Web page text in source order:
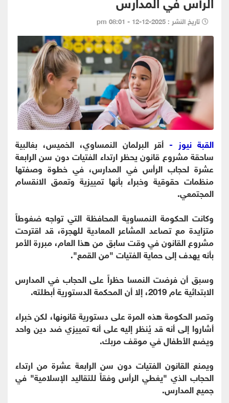
تاريخ النشر : 2025-12-12 - 08:01 pm
القبة نيوز -أقر البرلمان النمساوي، الخميس، بغالبية
ساحقة مشروع قانون يحظر ارتداء الفتيات دون سن الرابعة
عشرة لحجاب الرأس في المدارس، في خطوة وصفتها
منظمات حقوقية وخبراء بأنها تمييزية وتعمق الانقسام
المجتمعي.
وكانت الحكومة النمساوية المحافظة التي تواجه ضغوطاً
متزايدة مع تصاعد المشاعر المعادية للهجرة، قد اقترحت
مشروع القانون في وقت سابق من هذا العام، مبررة الأمر
بأنه يهدف إلى حماية الفتيات "من القمع".
وسبق أن فرضت النمسا حظراً على الحجاب في المدارس
الابتدائية عام 2019، إلا أن المحكمة الدستورية أبطلته.
وتصر الحكومة هذه المرة على دستورية قانونها، لكن خبراء
أشاروا إلى أنه قد يُنظر إليه على أنه تمييزي ضد دين واحد
ويضع الأطفال في موقف مربك.
ويمنع القانون الفتيات دون سن الرابعة عشرة من ارتداء
الحجاب الذي "يغطي الرأس وفقاً للتقاليد الإسلامية" في
جميع المدارس.